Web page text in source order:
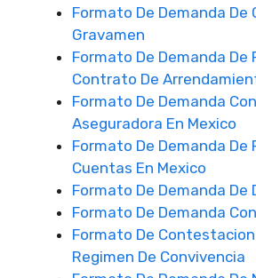
Formato De Demanda De
Gravamen
Formato De Demanda De
Contrato De
Formato De Demanda
Aseguradora En Mexico
Formato De Demanda De
Cuentas En Mexico
Formato De Demanda De
Formato De Demanda
Formato De Contestacion
Regimen De Convivencia